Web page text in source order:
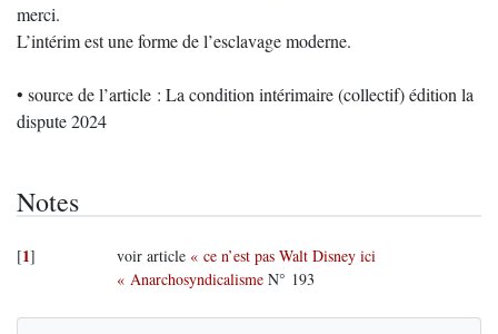
merci.
L’intérim est une forme de l’esclavage moderne.
• source de l’article : La condition intérimaire (collectif) édition la
dispute 2024
Notes
[1] voir article « ce n’est pas Walt Disney ici
« Anarchosyndicalisme N° 193